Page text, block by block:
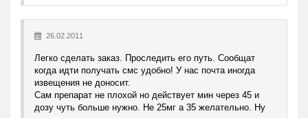
26.02.2011
Легко сделать заказ. Проследить его путь. Сообщат
когда идти получать смс удобно! У нас почта иногда
извещения не доносит.
Сам препарат не плохой но действует мин через 45 и
дозу чуть больше нужно. Не 25мг а 35 желательно. Ну